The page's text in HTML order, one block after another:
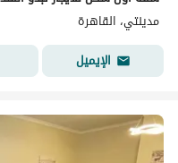
مدينتي، القاهرة
الإيميل